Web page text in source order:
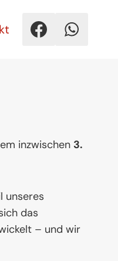
inzwischen 3.
unseres
das
– und wir